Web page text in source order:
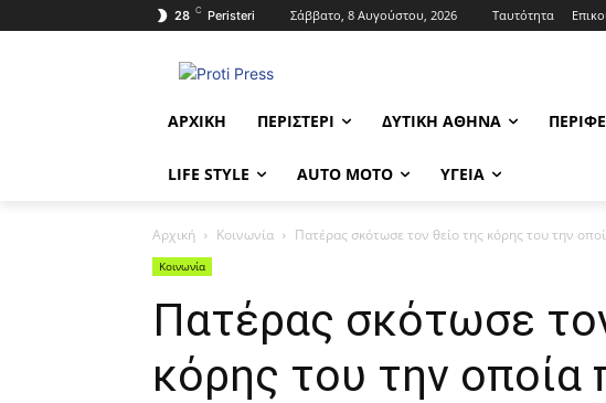
28 C Peristeri Σάββατο, 8 Αυγούστου, 2026 Ταυτότητα
ΑΡΧΙΚΉ ΠΕΡΙΣΤΈΡΙ ΔΥΤΙΚΉ ΑΘΉΝΑ
LIFE STYLE AUTO MOTO ΥΓΕΊΑ
Αρχική Κοινωνία Πατέρας σκότωσε τον θείο της κόρης του την
Κοινωνία
Πατέρας σκότωσε
κόρης του την οποία